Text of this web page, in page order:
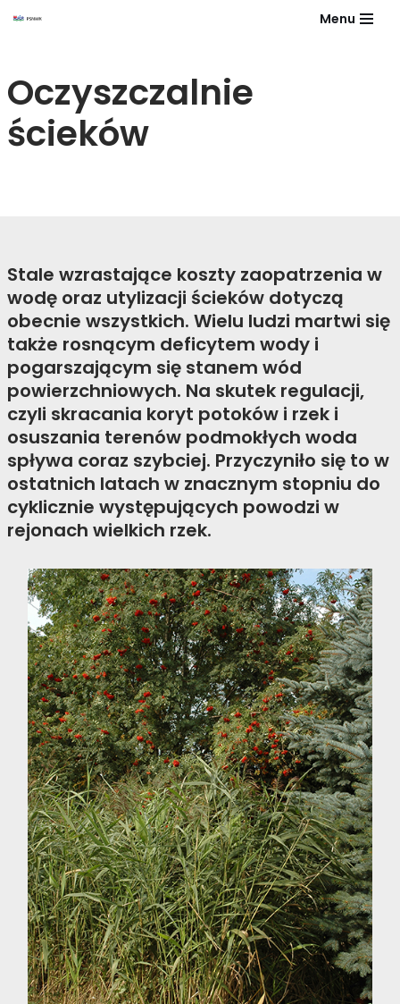
treści
Menu
Oczyszczalnie
ścieków
Stale wzrastające koszty zaopatrzenia w
wodę oraz utylizacji ścieków dotyczą
obecnie wszystkich. Wielu ludzi martwi się
także rosnącym deficytem wody i
pogarszającym się stanem wód
powierzchniowych. Na skutek regulacji,
czyli skracania koryt potoków i rzek i
osuszania terenów podmokłych woda
spływa coraz szybciej. Przyczyniło się to w
ostatnich latach w znacznym stopniu do
cyklicznie występujących powodzi w
rejonach wielkich rzek.